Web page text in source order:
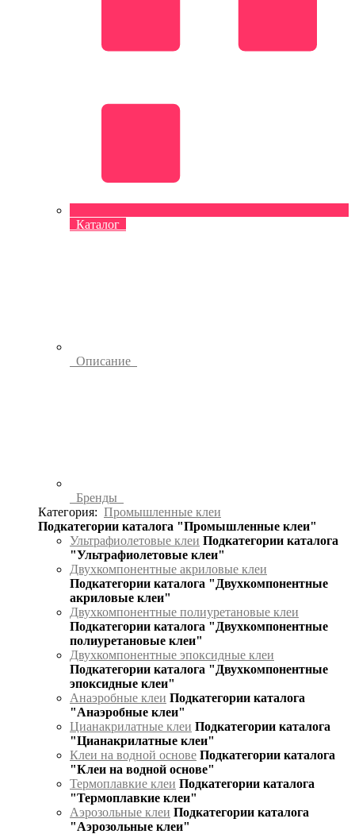
Каталог
Описание
Бренды
Категория: Промышленные клеи
Подкатегории каталога "Промышленные клеи"
Ультрафиолетовые клеи Подкатегории каталога
"Ультрафиолетовые клеи"
Двухкомпонентные акриловые клеи
Подкатегории каталога "Двухкомпонентные
акриловые клеи"
Двухкомпонентные полиуретановые клеи
Подкатегории каталога "Двухкомпонентные
полиуретановые клеи"
Двухкомпонентные эпоксидные клеи
Подкатегории каталога "Двухкомпонентные
эпоксидные клеи"
Анаэробные клеи Подкатегории каталога
"Анаэробные клеи"
Цианакрилатные клеи Подкатегории каталога
"Цианакрилатные клеи"
Клеи на водной основе Подкатегории каталога
"Клеи на водной основе"
Термоплавкие клеи Подкатегории каталога
"Термоплавкие клеи"
Аэрозольные клеи Подкатегории каталога
"Аэрозольные клеи"